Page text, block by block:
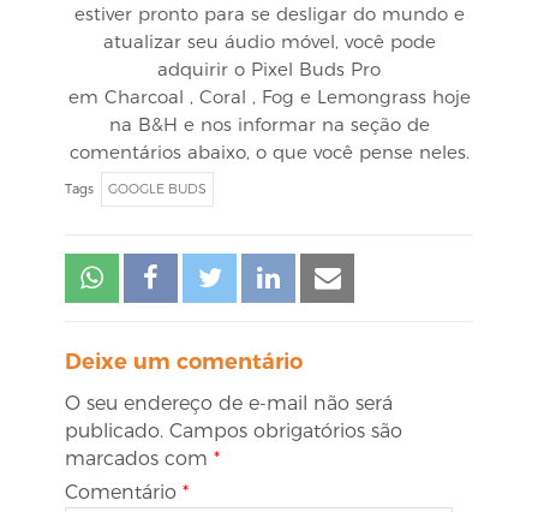
estiver pronto para se desligar do mundo e
atualizar seu áudio móvel, você pode
adquirir o Pixel Buds Pro
em Charcoal , Coral , Fog e Lemongrass hoje
na B&H e nos informar na seção de
comentários abaixo, o que você pense neles.
Tags GOOGLE BUDS
Deixe um comentário
O seu endereço de e-mail não será
publicado. Campos obrigatórios são
marcados com *
Comentário *